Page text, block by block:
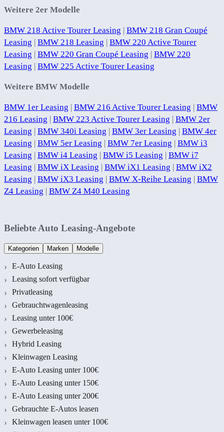
Weitere 2er Modelle
BMW 218 Active Tourer Leasing | BMW 218 Gran Coupé
Leasing | BMW 218 Leasing | BMW 220 Active Tourer
Leasing | BMW 220 Gran Coupé Leasing | BMW 220
Leasing | BMW 225 Active Tourer Leasing
Weitere BMW Modelle
BMW 1er Leasing | BMW 216 Active Tourer Leasing | BMW
216 Leasing | BMW 223 Active Tourer Leasing | BMW 2er
Leasing | BMW 340i Leasing | BMW 3er Leasing | BMW 4er
Leasing | BMW 5er Leasing | BMW 7er Leasing | BMW i3
Leasing | BMW i4 Leasing | BMW i5 Leasing | BMW i7
Leasing | BMW iX Leasing | BMW iX1 Leasing | BMW iX2
Leasing | BMW iX3 Leasing | BMW X-Reihe Leasing | BMW
Z4 Leasing | BMW Z4 M40 Leasing
Beliebte Auto Leasing-Angebote
Kategorien Marken Modelle
E-Auto Leasing
Leasing sofort verfügbar
Privatleasing
Gebrauchtwagenleasing
Leasing unter 100€
Gewerbeleasing
Hybrid Leasing
Kleinwagen Leasing
E-Auto Leasing unter 100€
E-Auto Leasing unter 150€
E-Auto Leasing unter 200€
Gebrauchte E-Autos leasen
Kleinwagen leasen unter 100€